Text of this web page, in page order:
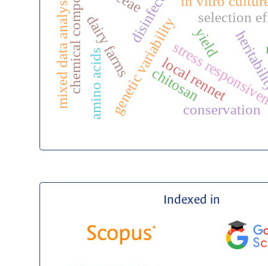
genetic variability selection
stressyield
conservation
chemical compositiondairy farms local rennet
amino acids chitosan
mixed data analysis
Indexed in